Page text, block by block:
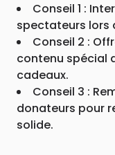
Conseil 1 :
spectateurs lors
Conseil 2 :
contenu spécial
cadeaux.
Conseil 3 :
donateurs pour
solide.